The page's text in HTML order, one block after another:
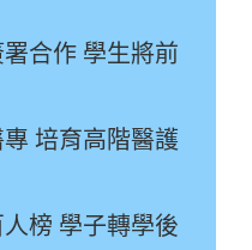
合作 學生將前
培育高階醫護
榜 學子轉學後